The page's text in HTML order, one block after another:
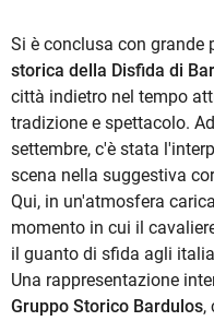
Si è conclusa con grande
storica della Disfida di
città indietro nel tempo
tradizione e spettacolo.
settembre, c'è stata
scena nella suggestiva
Qui, in un'atmosfera
momento in cui il
il guanto di sfida agli
Una rappresentazione
Gruppo Storico Bardulos,